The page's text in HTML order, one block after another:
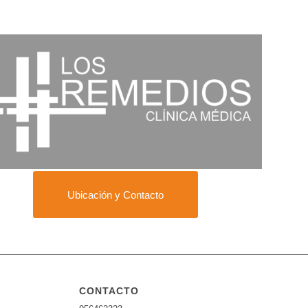
Ubicación y Contacto
CONTACTO